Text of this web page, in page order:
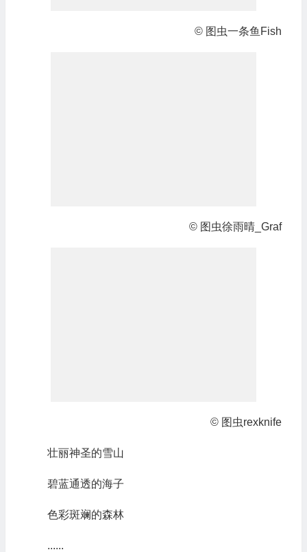
© 图虫一条鱼Fish
© 图虫徐雨晴_Graf
© 图虫rexknife
壮丽神圣的雪山
碧蓝通透的海子
色彩斑斓的森林
......